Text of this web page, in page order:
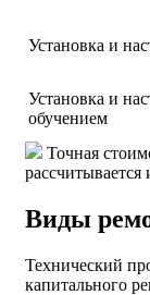
Установка и
Установка и
обучением
Точная
Виды
Технический
капитального